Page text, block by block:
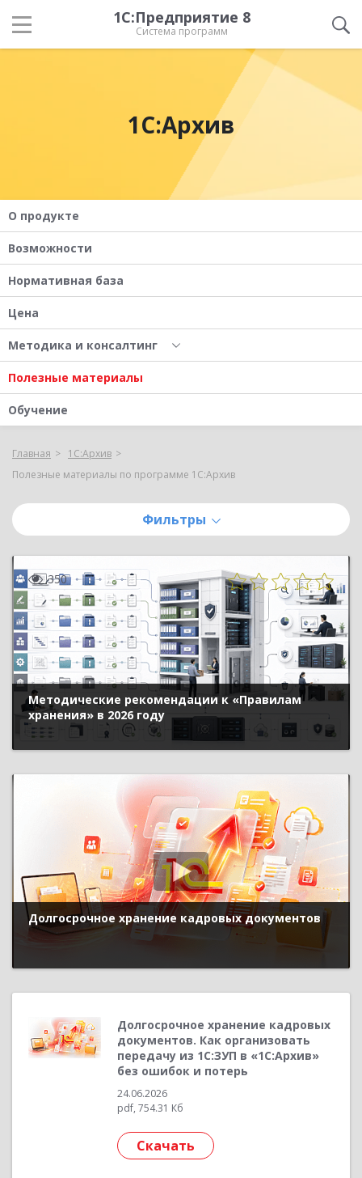
1С:Предприятие 8
Система программ
1С:Архив
О продукте
Возможности
Нормативная база
Цена
Методика и консалтинг
Полезные материалы
Обучение
Главная
1С:Архив
Полезные материалы по программе 1С:Архив
Фильтры
350
Методические рекомендации к «Правилам
хранения» в 2026 году
Долгосрочное хранение кадровых документов
Долгосрочное хранение кадровых
документов. Как организовать
передачу из 1С:ЗУП в «1С:Архив»
без ошибок и потерь
24.06.2026
pdf, 754.31 Кб
Скачать